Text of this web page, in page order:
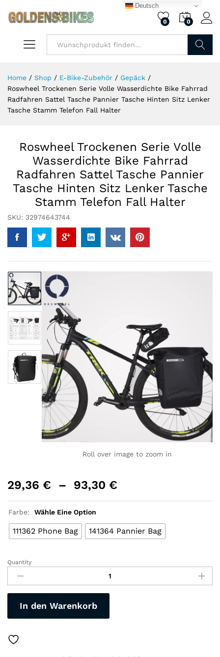
0 0
Home / Shop / E-Bike-Zubehör / Gepäck /
Roswheel Trockenen Serie Volle Wasserdichte Bike Fahrrad
Radfahren Sattel Tasche Pannier Tasche Hinten Sitz Lenker
Tasche Stamm Telefon Fall Halter
Roswheel Trockenen Serie Volle
Wasserdichte Bike Fahrrad
Radfahren Sattel Tasche Pannier
Tasche Hinten Sitz Lenker Tasche
Stamm Telefon Fall Halter
SKU: 32974643744
Roll over image to zoom in
29,36 € – 93,30 €
Farbe: Wähle Eine Option
111362 Phone Bag 141364 Pannier Bag
Roswheel
Trockenen
Serie
Volle
Wasserdichte
Bike
Radfahren
Quantity
In den Warenkorb
Deutsch